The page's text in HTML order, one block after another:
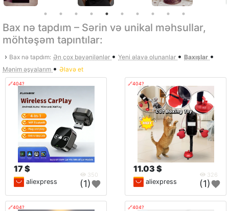
Bax nə tapdım – Sərin və unikal məhsullar,
möhtəşəm tapıntılar:
› Bax nə tapdım: Ən çox bəyənilənlər • Yeni əlavə olunanlar • Baxışlar •
Mənim əşyalarım • Əlavə et
🔗404?
17 $
350
aliexpress (1)
🔗404?
11.03 $
326
aliexpress (1)
🔗404? 🔗404?